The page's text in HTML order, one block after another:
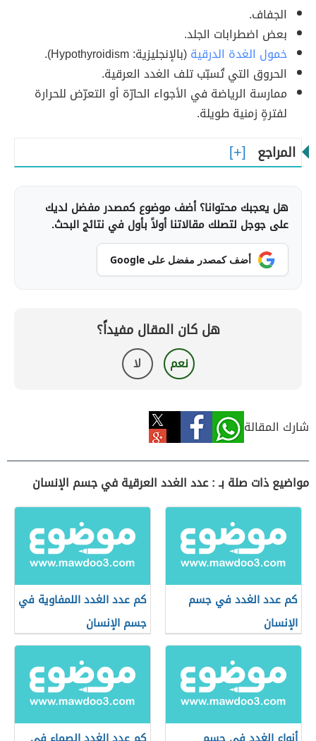
الجفاف.
بعض اضطرابات الجلد.
خمول الغدة الدرقية(بالإنجليزية: Hypothyroidism).
الحروق التي تُسبّب تلف الغدد العرقية.
ممارسة الرياضة في الأجواء الحارّة أو التعرّض للحرارة
لفترةٍ زمنية طويلة.
المراجع
هل يعجبك محتوانا؟ أضف موضوع كمصدر مفضل لديك
على جوجل لتصلك مقالاتنا أولاً بأول في نتائج البحث.
أضف كمصدر مفضل على Google
هل كان المقال مفيداً؟
نعم لا
شارك المقالة
مواضيع ذات صلة بـ : عدد الغدد العرقية في جسم الإنسان
كم عدد الغدد في جسم
الإنسان
كم عدد الغدد اللمفاوية في
جسم الإنسان